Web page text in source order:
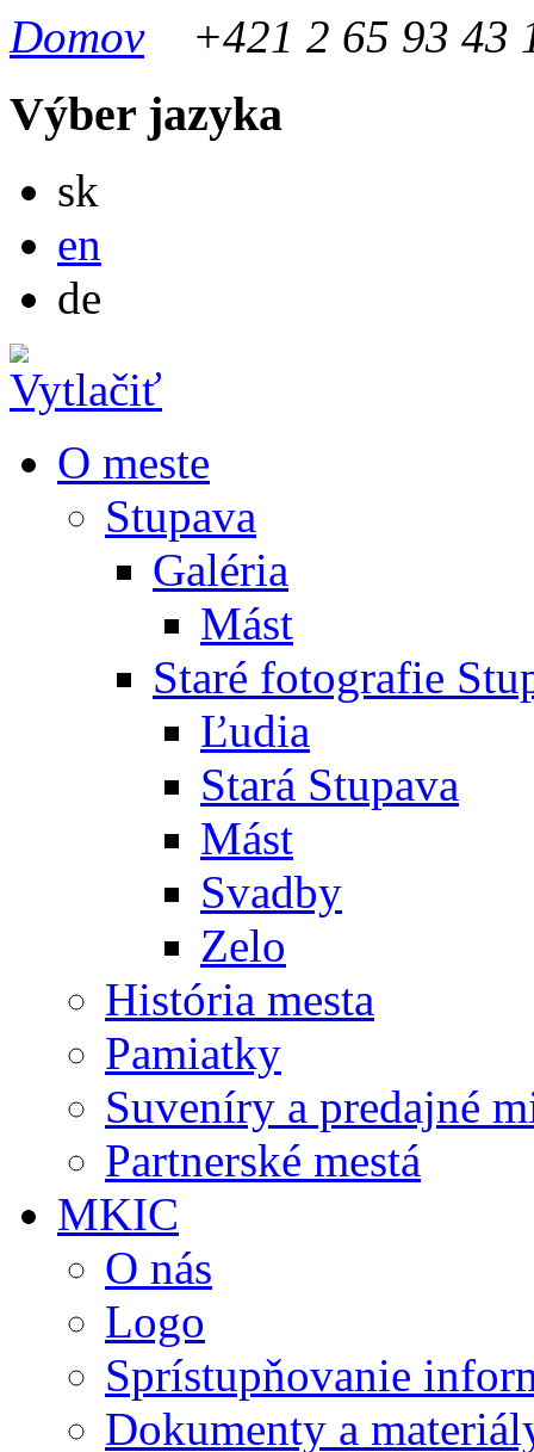
Domov +421 2 65 93 43
Výber jazyka
sk
en
de
O meste
Stupava
Galéria
Mást
Staré fotografie
Ľudia
Stará Stupava
Mást
Svadby
Zelo
História mesta
Pamiatky
Suveníry a predajné
Partnerské mestá
MKIC
O nás
Logo
Sprístupňovanie
Dokumenty a